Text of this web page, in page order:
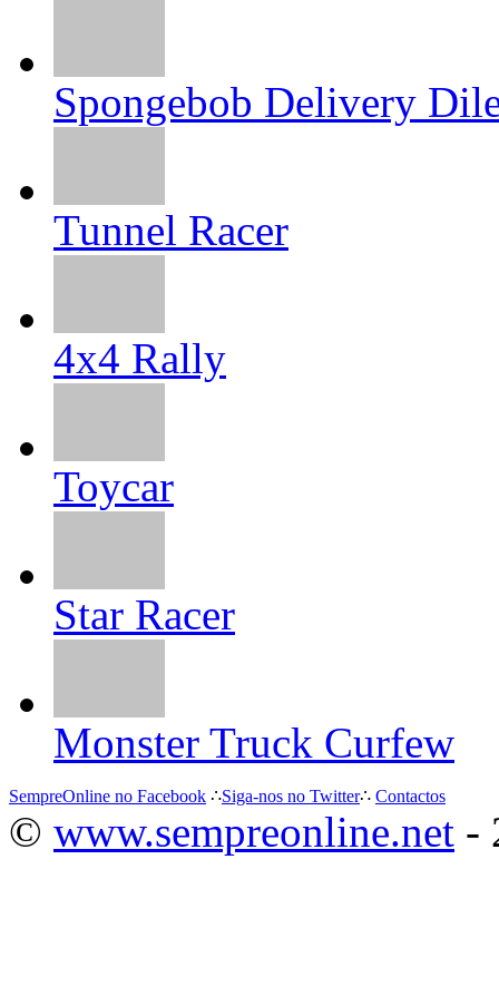
Spongebob Delivery
Tunnel Racer
4x4 Rally
Toycar
Star Racer
Monster Truck Curfew
SempreOnline no Facebook ∴Siga-nos no Twitter∴ Contactos
© www.sempreonline.net -